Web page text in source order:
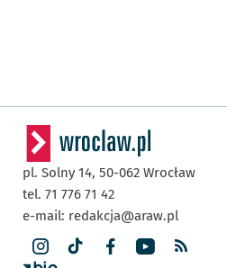
pl. Solny 14, 50-062 Wrocław
tel. 71 776 71 42
e-mail: redakcja@araw.pl